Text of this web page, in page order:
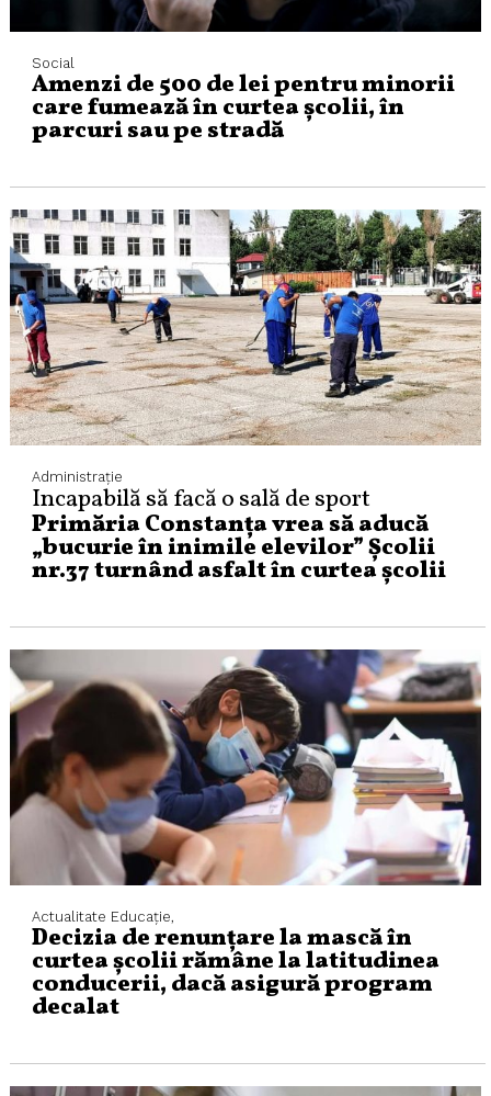
Social
Amenzi de 500 de lei pentru minorii
care fumează în curtea școlii, în
parcuri sau pe stradă
Administraţie
Incapabilă să facă o sală de sport
Primăria Constanța vrea să aducă
„bucurie în inimile elevilor” Școlii
nr.37 turnând asfalt în curtea școlii
Actualitate Educaţie,
Decizia de renunțare la mască în
curtea școlii rămâne la latitudinea
conducerii, dacă asigură program
decalat